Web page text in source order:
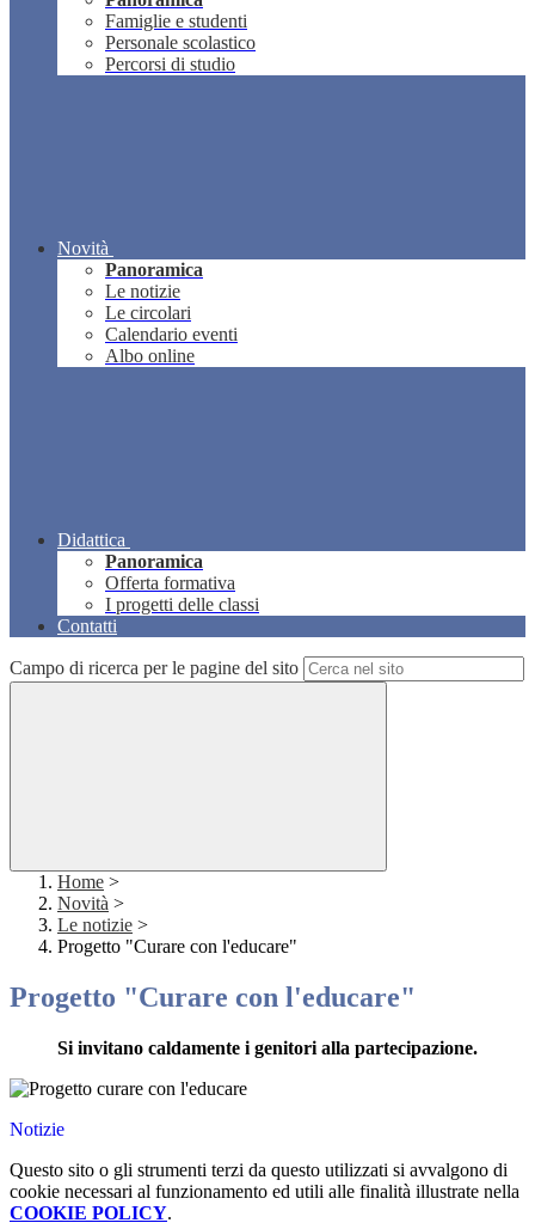
Famiglie e studenti
Personale scolastico
Percorsi di studio
Novità
Panoramica
Le notizie
Le circolari
Calendario eventi
Albo online
Didattica
Panoramica
Offerta formativa
I progetti delle classi
Contatti
Campo di ricerca per le pagine del sito
Home >
Novità >
Le notizie >
Progetto "Curare con l'educare"
Progetto "Curare con l'educare"
Si invitano caldamente i genitori alla partecipazione.
Notizie
Questo sito o gli strumenti terzi da questo utilizzati si avvalgono di
cookie necessari al funzionamento ed utili alle finalità illustrate nella
COOKIE POLICY.